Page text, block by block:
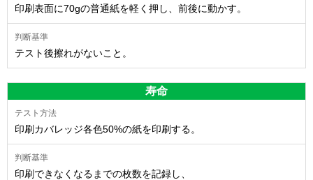
印刷表面に70gの普通紙を軽く押し、前後に動かす。
テスト後擦れがないこと。
寿命
印刷カバレッジ各色50%の紙を印刷する。
印刷できなくなるまでの枚数を記録し、